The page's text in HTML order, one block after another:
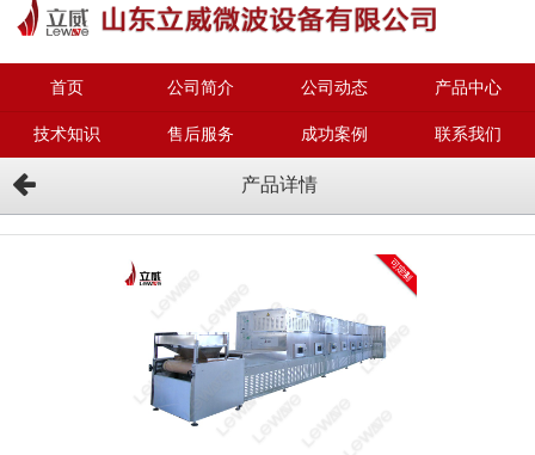
首页 公司简介 公司动态 产品中心
技术知识 售后服务 成功案例 联系我们
产品详情